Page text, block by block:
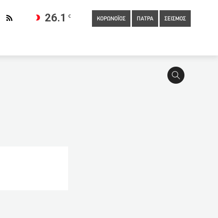
26.1 C
ΚΟΡΩΝΟΪΟΣ ΠΑΤΡΑ ΣΕΙΣΜΟΣ
Μίχαλος: Απώλεια τζίρου στην αγορά 20 δις
Αγγελοπούλου: